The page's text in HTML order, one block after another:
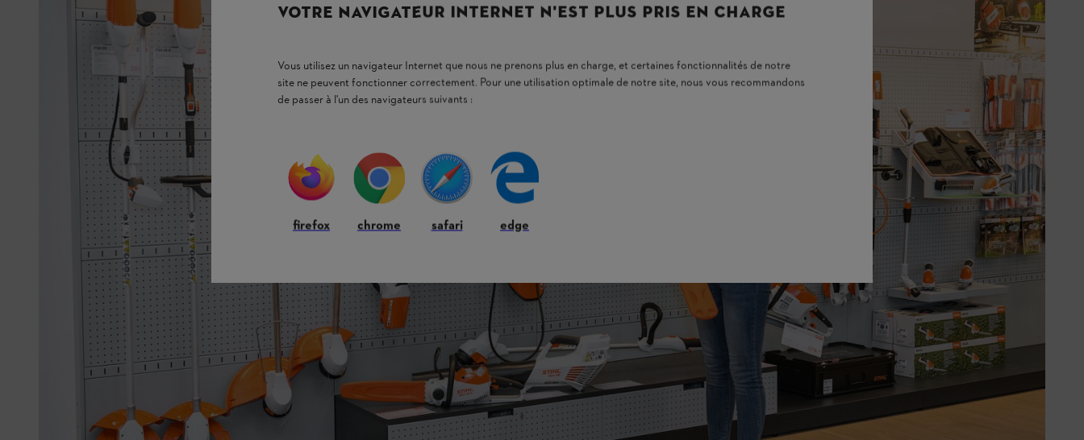
VOTRE NAVIGATEUR INTERNET N'EST PLUS PRIS EN CHARGE
Vous utilisez un navigateur Internet que nous ne prenons plus en charge, et certaines fonctionnalités de notre
site ne peuvent fonctionner correctement. Pour une utilisation optimale de notre site, nous vous recommandons
de passer à l'un des navigateurs suivants :
firefox chrome safari edge